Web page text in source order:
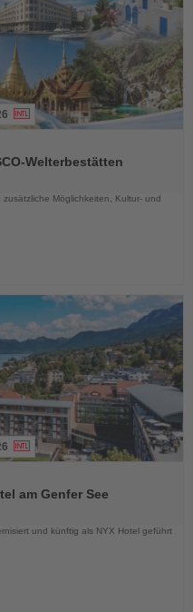
Welterbestätten
Möglichkeiten, Kultur- und
am Genfer See
und künftig als NYX Hotel geführt